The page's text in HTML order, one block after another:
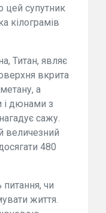
цей супутник
кілограмів
Титан, являє
вкрита
а
і дюнами з
сажу.
величезний
480
чи
життя.